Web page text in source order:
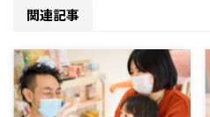
関連記事